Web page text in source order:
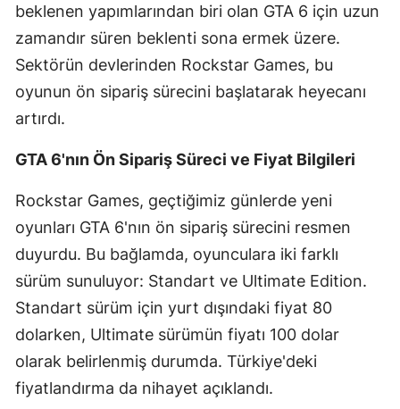
Elazığ
Erzurum
Gaziantep
Giresun
Gümüşhane
Hakkari
Hatay
Isparta
beklenen yapımlarından biri olan GTA 6 için uzun
zamandır süren beklenti sona ermek üzere.
Sektörün devlerinden Rockstar Games, bu
oyunun ön sipariş sürecini başlatarak heyecanı
artırdı.
GTA 6'nın Ön Sipariş Süreci ve Fiyat Bilgileri
Rockstar Games, geçtiğimiz günlerde yeni
oyunları GTA 6'nın ön sipariş sürecini resmen
duyurdu. Bu bağlamda, oyunculara iki farklı
sürüm sunuluyor: Standart ve Ultimate Edition.
Standart sürüm için yurt dışındaki fiyat 80
dolarken, Ultimate sürümün fiyatı 100 dolar
olarak belirlenmiş durumda. Türkiye'deki
fiyatlandırma da nihayet açıklandı.